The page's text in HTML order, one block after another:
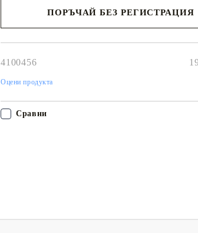
ПОРЪЧАЙ БЕЗ РЕГИСТРАЦИЯ
4100456
Оцени продукта
Сравни